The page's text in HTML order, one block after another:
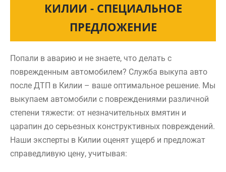
КИЛИИ - СПЕЦИАЛЬНОЕ
ПРЕДЛОЖЕНИЕ
Попали в аварию и не знаете, что делать с
поврежденным автомобилем? Служба выкупа авто
после ДТП в Килии – ваше оптимальное решение. Мы
выкупаем автомобили с повреждениями различной
степени тяжести: от незначительных вмятин и
царапин до серьезных конструктивных повреждений.
Наши эксперты в Килии оценят ущерб и предложат
справедливую цену, учитывая: